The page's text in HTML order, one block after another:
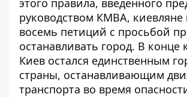
этого правила, введенного
руководством КМВА, киевляне
восемь петиций с просьбой
останавливать город. В конце
Киев остался единственным
страны, останавливающим
транспорта во время